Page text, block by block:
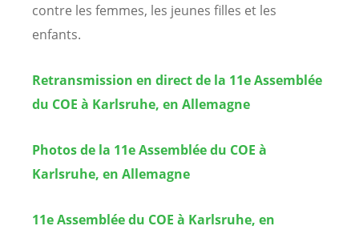
contre les femmes, les jeunes filles et les
enfants.
Retransmission en direct de la 11e Assemblée
du COE à Karlsruhe, en Allemagne
Photos de la 11e Assemblée du COE à
Karlsruhe, en Allemagne
11e Assemblée du COE à Karlsruhe, en